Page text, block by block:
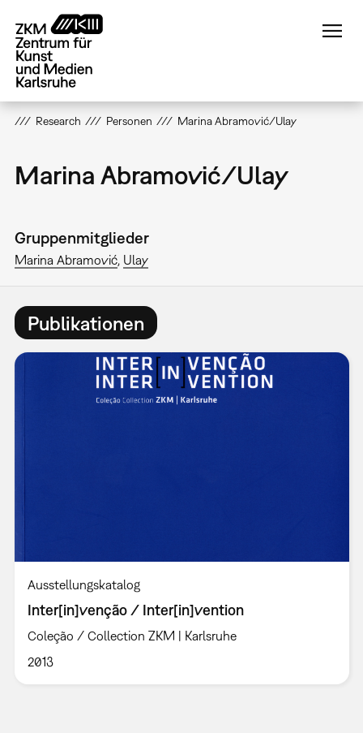
zum
Inhalt
Research Personen Marina Abramović/Ulay
Marina Abramović/Ulay
Gruppenmitglieder
Marina Abramović Ulay
Publikationen
Ausstellungskatalog
Inter[in]venção / Inter[in]vention
Coleção / Collection ZKM | Karlsruhe
2013